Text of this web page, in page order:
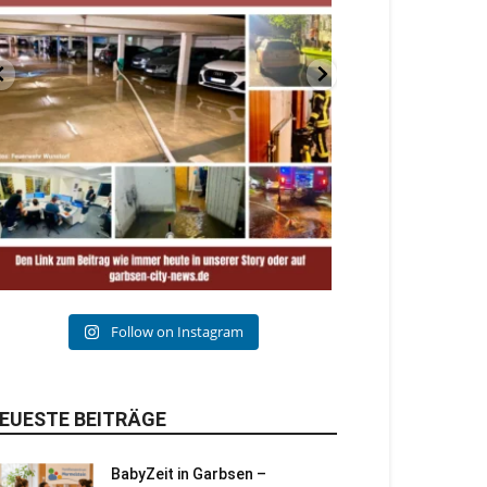
Follow on Instagram
BEITRÄGE
BabyZeit in Garbsen –